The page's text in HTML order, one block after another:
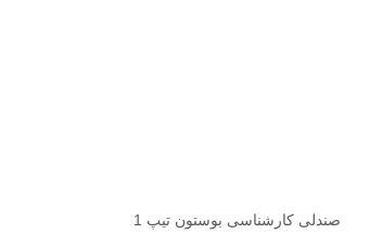
صندلی کارشناسی بوستون تیپ 1